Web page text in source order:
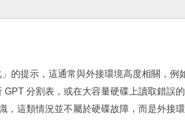
的提示，這通常與外接環境高度相關，例
分割表，或在大容量硬碟上讀取錯誤
，這類情況並不屬於硬碟故障，而是外接